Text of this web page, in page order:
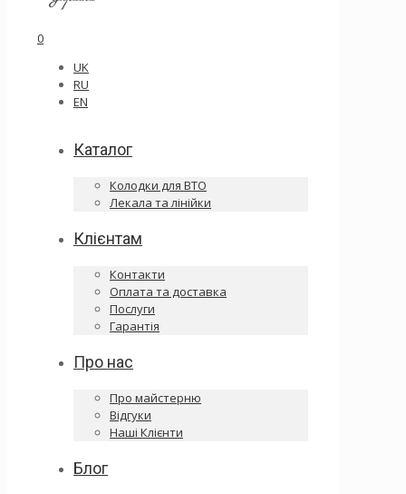
0
UK
RU
EN
Каталог
Колодки для ВТО
Лекала та лінійки
Клієнтам
Контакти
Оплата та доставка
Послуги
Гарантія
Про нас
Про майстерню
Відгуки
Наші Клієнти
Блог